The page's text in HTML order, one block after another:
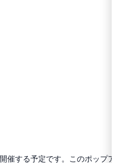
催する予定です。このポップアッ